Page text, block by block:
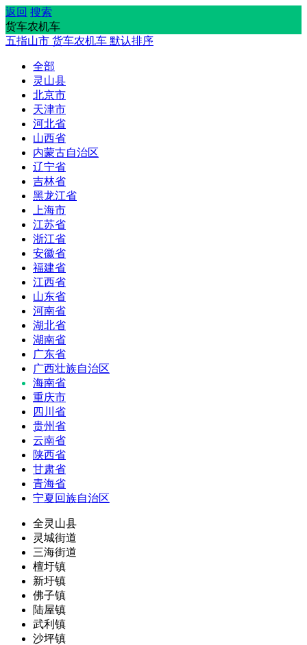
返回 搜索
货车农机车
五指山市 货车农机车 默认排序
全部
灵山县
北京市
天津市
河北省
山西省
内蒙古自治区
辽宁省
吉林省
黑龙江省
上海市
江苏省
浙江省
安徽省
福建省
江西省
山东省
河南省
湖北省
湖南省
广东省
广西壮族自治区
海南省
重庆市
四川省
贵州省
云南省
陕西省
甘肃省
青海省
宁夏回族自治区
全灵山县
灵城街道
三海街道
檀圩镇
新圩镇
佛子镇
陆屋镇
武利镇
沙坪镇